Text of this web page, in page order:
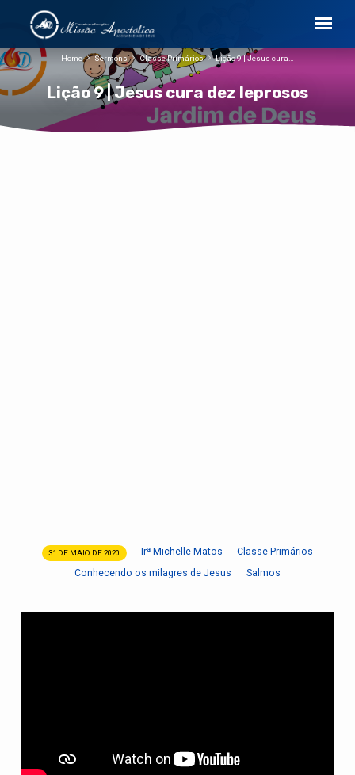
Lição 9 | Jesus cura dez leprosos
Home Sermons Classe Primários Lição 9 | Jesus cura…
Lição
31 DE MAIO DE 2020 Irª Michelle Matos
Classe Primários
Conhecendo os milagres de Jesus
Salmos